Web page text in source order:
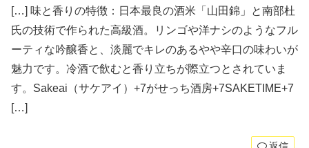
[…] 味と香りの特徴：日本最良の酒米「山田錦」と南部杜
氏の技術で作られた高級酒。リンゴや洋ナシのようなフル
ーティな吟醸香と、淡麗でキレのあるやや辛口の味わいが
魅力です。冷酒で飲むと香り立ちが際立つとされていま
す。Sakeai（サケアイ）+7がせっち酒房+7SAKETIME+7
[…]